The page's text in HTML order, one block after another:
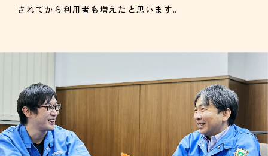
されてから利用者も増えたと思います。